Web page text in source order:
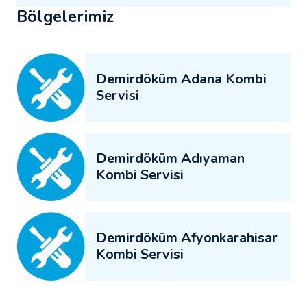
Bölgelerimiz
Demirdöküm Adana Kombi
Servisi
Demirdöküm Adıyaman
Kombi Servisi
Demirdöküm Afyonkarahisar
Kombi Servisi